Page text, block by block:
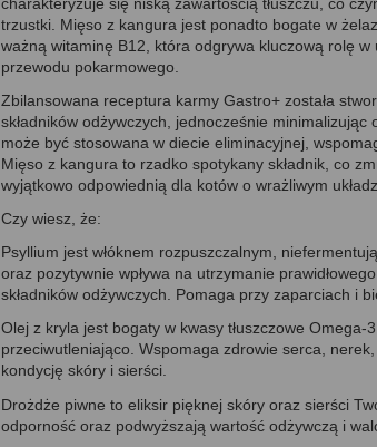
trzustki. Mięso z kangura jest ponadto bogate w
ważną witaminę B12, która odgrywa kluczową rolę
przewodu pokarmowego.
Zbilansowana receptura karmy Gastro+ została
składników odżywczych, jednocześnie
może być stosowana w diecie eliminacyjnej,
Mięso z kangura to rzadko spotykany składnik, co
wyjątkowo odpowiednią dla kotów o wrażliwym
Czy wiesz, że:
Psyllium jest włóknem rozpuszczalnym,
oraz pozytywnie wpływa na utrzymanie
składników odżywczych. Pomaga przy zaparciach i
Olej z kryla jest bogaty w kwasy tłuszczowe Omega-
przeciwutleniająco. Wspomaga zdrowie serca,
kondycję skóry i sierści.
Drożdże piwne to eliksir pięknej skóry oraz sierści
odporność oraz podwyższają wartość odżywczą i